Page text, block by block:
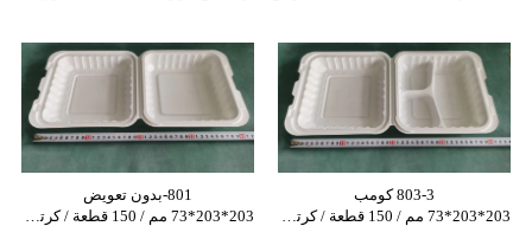
801-بدون تعويض
203*203*73 مم / 150 قطعة / كرتونة
803-3 كومب
203*203*73 مم / 150 قطعة / كرتونة